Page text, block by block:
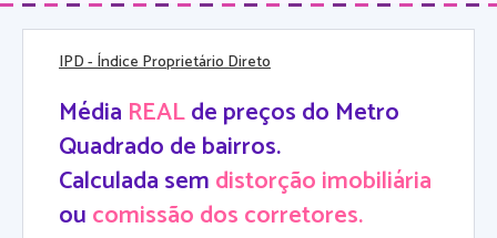
IPD- Índice Proprietário Direto
Média REALde preços do Metro
Quadrado de bairros.
Calculada semdistorção imobiliária
oucomissão dos corretores.